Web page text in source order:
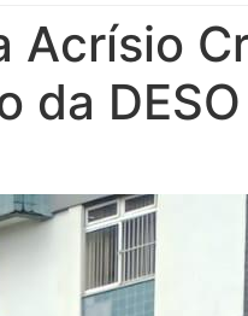
Acrísio
da DESO